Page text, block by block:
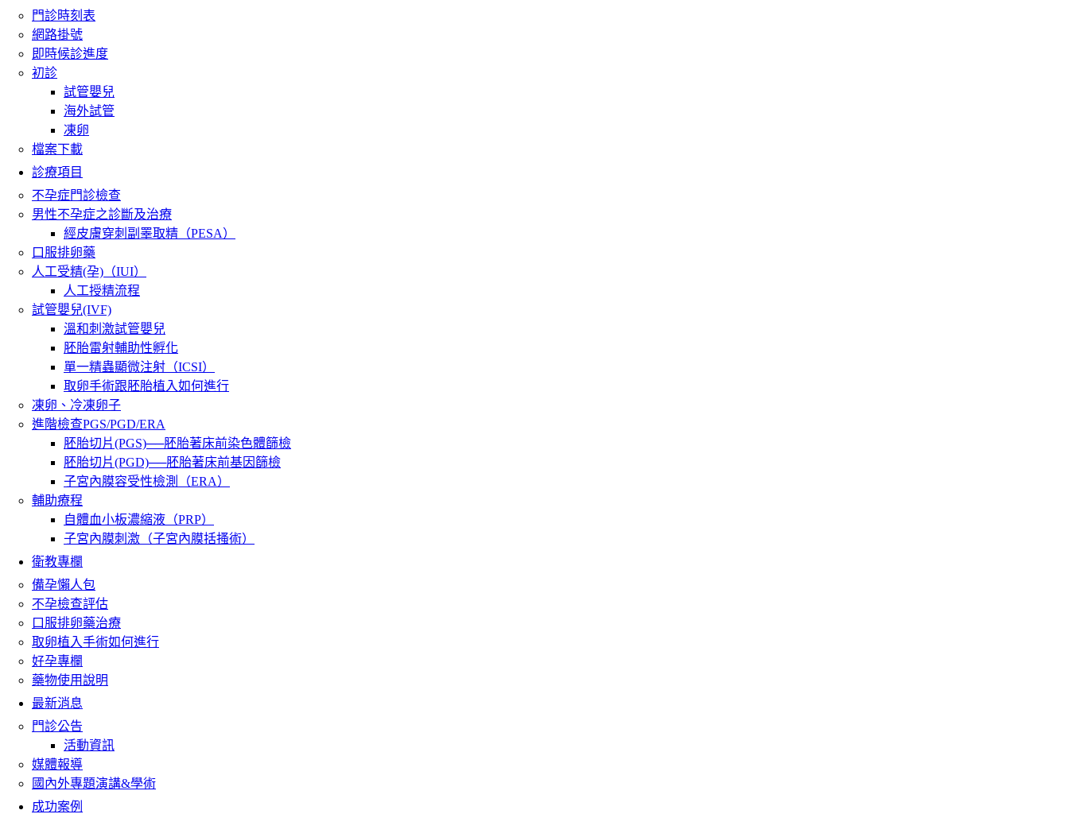
門診時刻表
網路掛號
即時候診進度
初診
試管嬰兒
海外試管
凍卵
檔案下載
診療項目
不孕症門診檢查
男性不孕症之診斷及治療
經皮膚穿刺副睪取精（PESA）
口服排卵藥
人工受精(孕)（IUI）
人工授精流程
試管嬰兒(IVF)
溫和刺激試管嬰兒
胚胎雷射輔助性孵化
單一精蟲顯微注射（ICSI）
取卵手術跟胚胎植入如何進行
凍卵、冷凍卵子
進階檢查PGS/PGD/ERA
胚胎切片(PGS)──胚胎著床前染色體篩檢
胚胎切片(PGD)──胚胎著床前基因篩檢
子宮內膜容受性檢測（ERA）
輔助療程
自體血小板濃縮液（PRP）
子宮內膜刺激（子宮內膜括搔術）
衛教專欄
備孕懶人包
不孕檢查評估
口服排卵藥治療
取卵植入手術如何進行
好孕專欄
藥物使用說明
最新消息
門診公告
活動資訊
媒體報導
國內外專題演講&學術
成功案例